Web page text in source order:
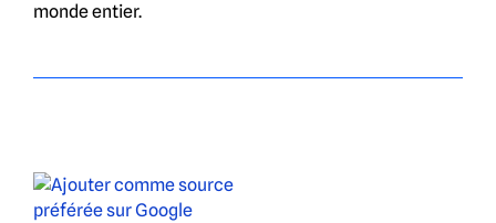
monde entier.